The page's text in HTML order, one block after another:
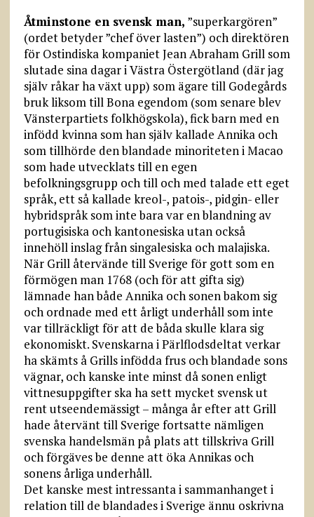
Åtminstone en svensk man, ”superkargören”
(ordet betyder ”chef över lasten”) och direktören
för Ostindiska kompaniet Jean Abraham Grill som
slutade sina dagar i Västra Östergötland (där jag
själv råkar ha växt upp) som ägare till Godegårds
bruk liksom till Bona egendom (som senare blev
Vänsterpartiets folkhögskola), fick barn med en
infödd kvinna som han själv kallade Annika och
som tillhörde den blandade minoriteten i Macao
som hade utvecklats till en egen
befolkningsgrupp och till och med talade ett eget
språk, ett så kallade kreol-, patois-, pidgin- eller
hybridspråk som inte bara var en blandning av
portugisiska och kantonesiska utan också
innehöll inslag från singalesiska och malajiska.
När Grill återvände till Sverige för gott som en
förmögen man 1768 (och för att gifta sig)
lämnade han både Annika och sonen bakom sig
och ordnade med ett årligt underhåll som inte
var tillräckligt för att de båda skulle klara sig
ekonomiskt. Svenskarna i Pärlflodsdeltat verkar
ha skämts å Grills infödda frus och blandade sons
vägnar, och kanske inte minst då sonen enligt
vittnesuppgifter ska ha sett mycket svensk ut
rent utseendemässigt – många år efter att Grill
hade återvänt till Sverige fortsatte nämligen
svenska handelsmän på plats att tillskriva Grill
och förgäves be denne att öka Annikas och
sonens årliga underhåll.
Det kanske mest intressanta i sammanhanget i
relation till de blandades i Sverige ännu oskrivna